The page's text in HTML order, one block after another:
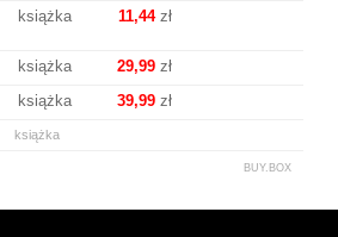
książka 11,44zł
książka 29,99zł
książka 39,99zł
książka
BUY.BOX